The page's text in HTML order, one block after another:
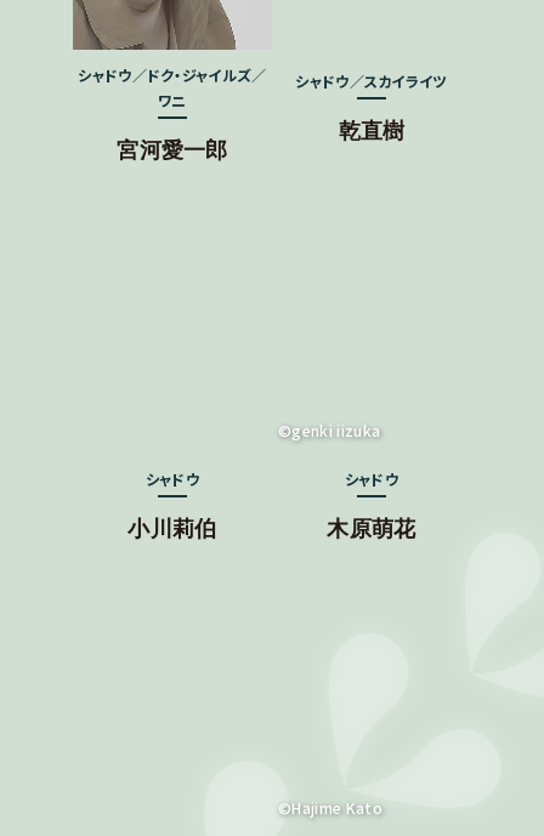
シャドウ／ドク・ジャイルズ／
ワニ
宮河愛一郎
シャドウ／スカイライツ
乾直樹
シャドウ
小川莉伯
©genki iizuka
シャドウ
木原萌花
©Hajime Kato